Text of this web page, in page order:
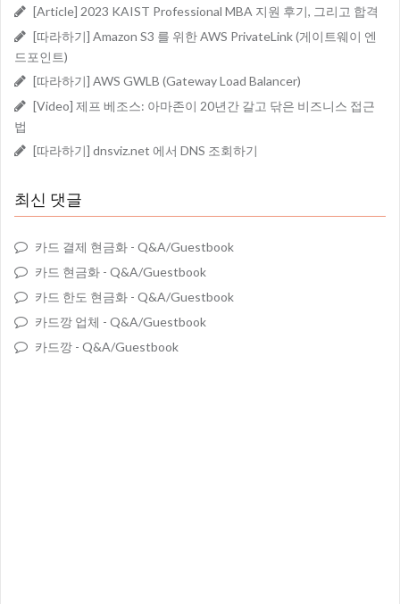
[Article] 2023 KAIST Professional MBA 지원 후기, 그리고 합격
[따라하기] Amazon S3 를 위한 AWS PrivateLink (게이트웨이 엔
드포인트)
[따라하기] AWS GWLB (Gateway Load Balancer)
[Video] 제프 베조스: 아마존이 20년간 갈고 닦은 비즈니스 접근
법
[따라하기] dnsviz.net 에서 DNS 조회하기
최신 댓글
카드 결제 현금화 - Q&A/Guestbook
카드 현금화 - Q&A/Guestbook
카드 한도 현금화 - Q&A/Guestbook
카드깡 업체 - Q&A/Guestbook
카드깡 - Q&A/Guestbook